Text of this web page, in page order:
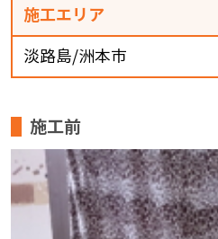
施工エリア
淡路島/洲本市
施工前